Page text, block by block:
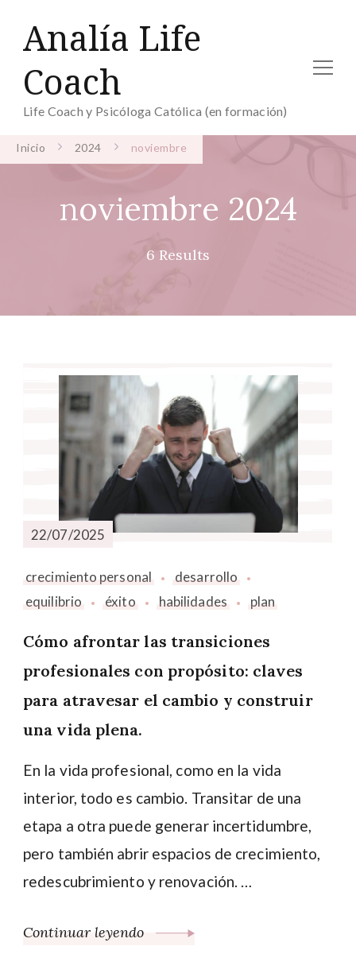
Analía Life
Coach
Life Coach y Psicóloga Católica (en formación)
Inicio 2024 noviembre
noviembre 2024
6 Results
22/07/2025
crecimiento personal
desarrollo
equilibrio
éxito habilidades plan
Cómo afrontar las transiciones
profesionales con propósito: claves
para atravesar el cambio y construir
una vida plena.
En la vida profesional, como en la vida
interior, todo es cambio. Transitar de una
etapa a otra puede generar incertidumbre,
pero también abrir espacios de crecimiento,
redescubrimiento y renovación. …
Continuar leyendo